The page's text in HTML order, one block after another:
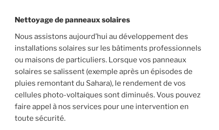
Nettoyage de panneaux solaires
Nous assistons aujourd’hui au développement des
installations solaires sur les bâtiments professionnels
ou maisons de particuliers. Lorsque vos panneaux
solaires se salissent (exemple après un épisodes de
pluies remontant du Sahara), le rendement de vos
cellules photo-voltaiques sont diminués. Vous pouvez
faire appel à nos services pour une intervention en
toute sécurité.